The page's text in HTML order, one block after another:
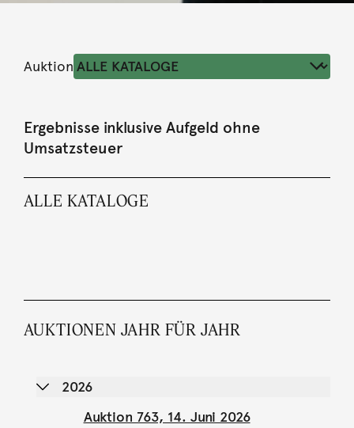
Auktion
Ergebnisse inklusive Aufgeld ohne
Umsatzsteuer
ALLE KATALOGE
AUKTIONEN JAHR FÜR JAHR
2026
Auktion 763, 14. Juni 2026